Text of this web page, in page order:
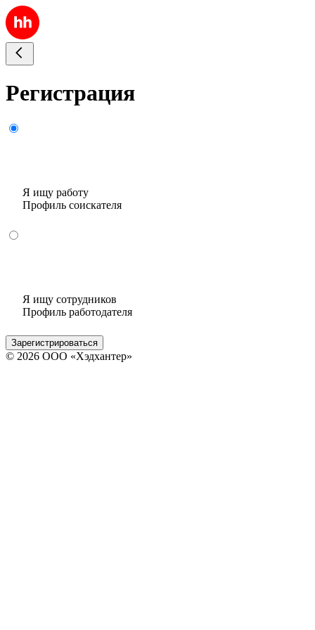
Регистрация
Я ищу работу
Профиль соискателя
Я ищу сотрудников
Профиль работодателя
Зарегистрироваться
© 2026 ООО «Хэдхантер»